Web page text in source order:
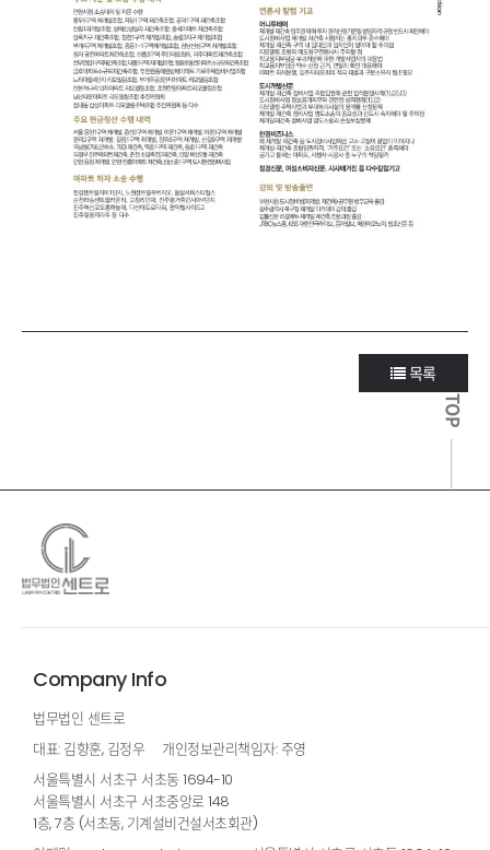
목록
Company Info
법무법인 센트로
대표: 김향훈, 김정우
개인정보관리책임자: 주영
서울특별시 서초구 서초동 1694-10
서울특별시 서초구 서초중앙로 148
1층, 7층 (서초동, 기계설비건설서초회관)
TOP